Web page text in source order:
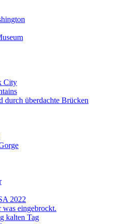
City
durch überdachte Brücken
2022
was eingebrockt.
kalten Tag